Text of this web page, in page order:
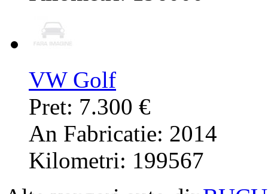
VW Golf
Pret: 7.300 €
An Fabricatie: 2014
Kilometri: 199567